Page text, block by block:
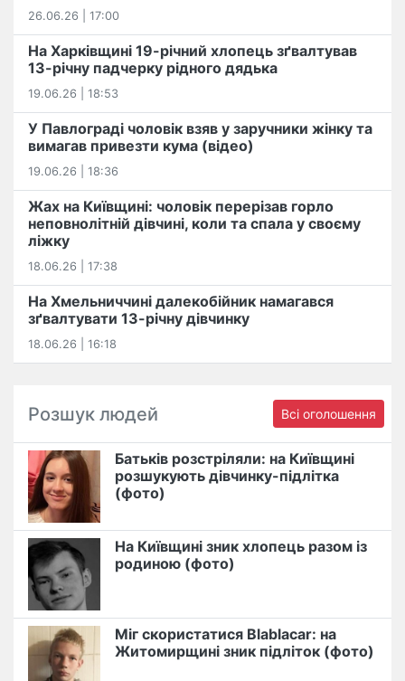
26.06.26 | 17:00
На Харківщині 19-річний хлопець​ ️зґвалтував
13-річну падчерку рідного дядька
19.06.26 | 18:53
У Павлограді чоловік взяв у заручники жінку та
вимагав привезти кума (відео)
19.06.26 | 18:36
Жах на Київщині: чоловік перерізав горло
неповнолітній дівчині, коли та спала у своєму
ліжку
18.06.26 | 17:38
На Хмельниччині далекобійник намагався
зґвалтувати 13-річну дівчинку
18.06.26 | 16:18
Розшук людей Всі оголошення
Батьків розстріляли: на Київщині
розшукують дівчинку-підлітка
(фото)
На Київщині зник хлопець разом із
родиною (фото)
Міг скористатися Blablacar: на
Житомирщині зник підліток (фото)